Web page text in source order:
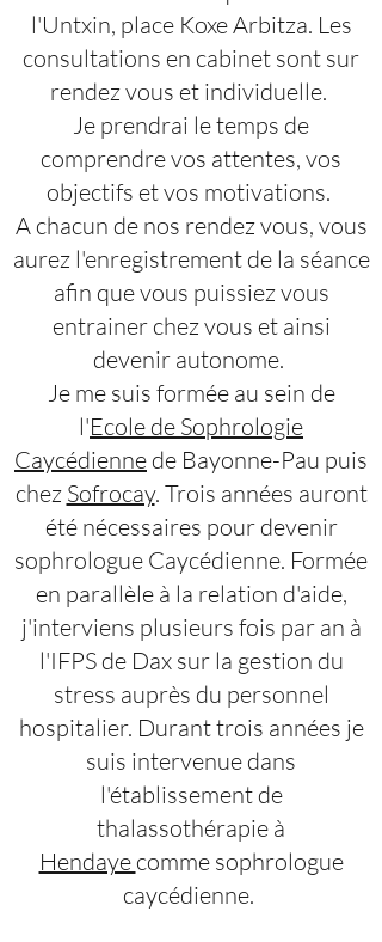
l'Untxin, place Koxe Arbitza. Les
consultations en cabinet sont sur
rendez vous et individuelle.
Je prendrai le temps de
comprendre vos attentes, vos
objectifs et vos motivations.
A chacun de nos rendez vous, vous
aurez l'enregistrement de la séance
afin que vous puissiez vous
entrainer chez vous et ainsi
devenir autonome.
Je me suis formée au sein de
l'Ecole de Sophrologie
Caycédienne de Bayonne-Pau puis
chez Sofrocay. Trois années auront
été nécessaires pour devenir
sophrologue Caycédienne. Formée
en parallèle à la relation d'aide,
j'interviens plusieurs fois par an à
l'IFPS de Dax sur la gestion du
stress auprès du personnel
hospitalier. Durant trois années je
suis intervenue dans
l'établissement de
thalassothérapie à
Hendaye comme sophrologue
caycédienne.